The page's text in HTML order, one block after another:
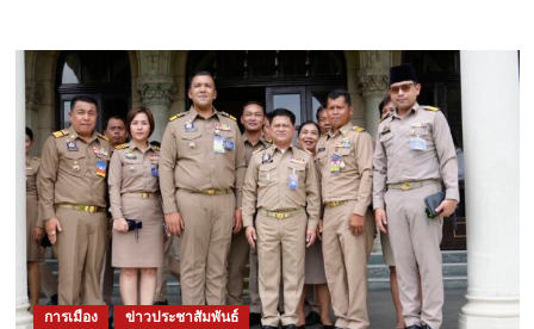
การเมือง ข่าวประชาสัมพันธ์